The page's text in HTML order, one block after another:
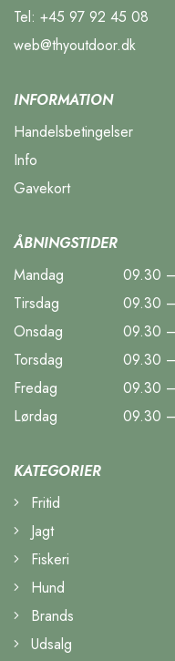
Tel: +45 97 92 45 08
web@thyoutdoor.dk
INFORMATION
Handelsbetingelser
Info
Gavekort
ÅBNINGSTIDER
Mandag
09.30
Tirsdag
09.30
Onsdag
09.30
Torsdag
09.30
Fredag
09.30
Lørdag
09.30
KATEGORIER
Fritid
Jagt
Fiskeri
Hund
Brands
Udsalg